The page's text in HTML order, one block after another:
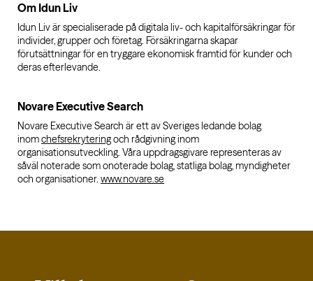
Om Idun Liv
Idun Liv är specialiserade på digitala liv- och kapitalförsäkringar för
individer, grupper och företag. Försäkringarna skapar
förutsättningar för en tryggare ekonomisk framtid för kunder och
deras efterlevande.
Novare Executive Search
Novare Executive Search är ett av Sveriges ledande bolag
inomchefsrekryteringoch rådgivning inom
organisationsutveckling. Våra uppdragsgivare representeras av
såväl noterade som onoterade bolag, statliga bolag, myndigheter
och organisationer. www.novare.se